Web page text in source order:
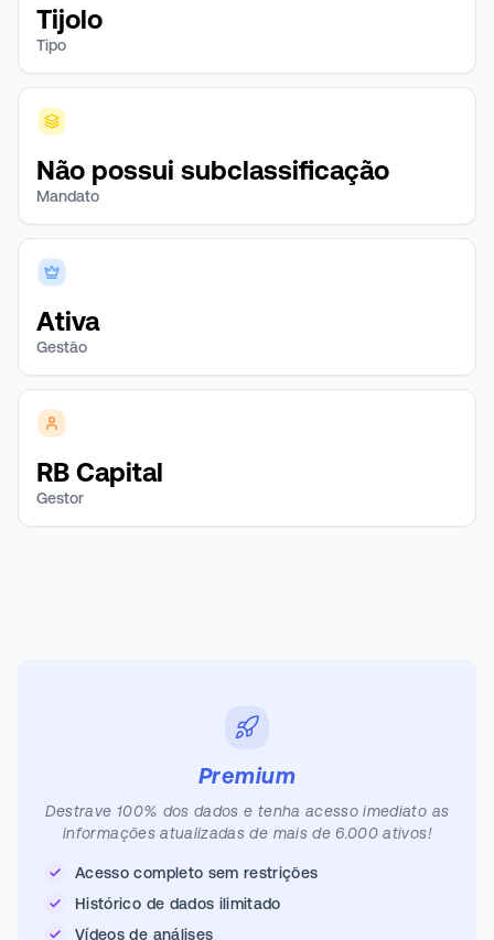
Tijolo
Tipo
Não possui subclassificação
Mandato
Ativa
Gestão
RB Capital
Gestor
Premium
Destrave 100% dos dados e tenha acesso imediato as
informações atualizadas de mais de 6.000 ativos!
Acesso completo sem restrições
Histórico de dados ilimitado
Vídeos de análises